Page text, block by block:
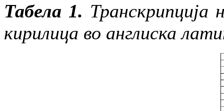
Табела 1. Транскрипција
кирилица во англиска